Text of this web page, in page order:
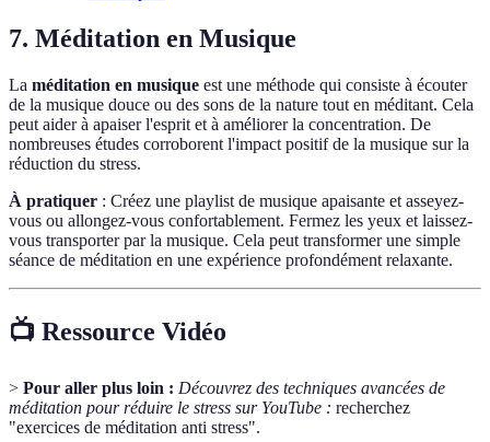
7. Méditation en Musique
La méditation en musique est une méthode qui consiste à écouter
de la musique douce ou des sons de la nature tout en méditant. Cela
peut aider à apaiser l'esprit et à améliorer la concentration. De
nombreuses études corroborent l'impact positif de la musique sur la
réduction du stress.
À pratiquer : Créez une playlist de musique apaisante et asseyez-
vous ou allongez-vous confortablement. Fermez les yeux et laissez-
vous transporter par la musique. Cela peut transformer une simple
séance de méditation en une expérience profondément relaxante.
📺 Ressource Vidéo
> Pour aller plus loin : Découvrez des techniques avancées de
méditation pour réduire le stress sur YouTube : recherchez
"exercices de méditation anti stress".